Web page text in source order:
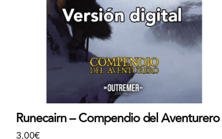
Runecairn – Compendio del Aventurero
3,00€